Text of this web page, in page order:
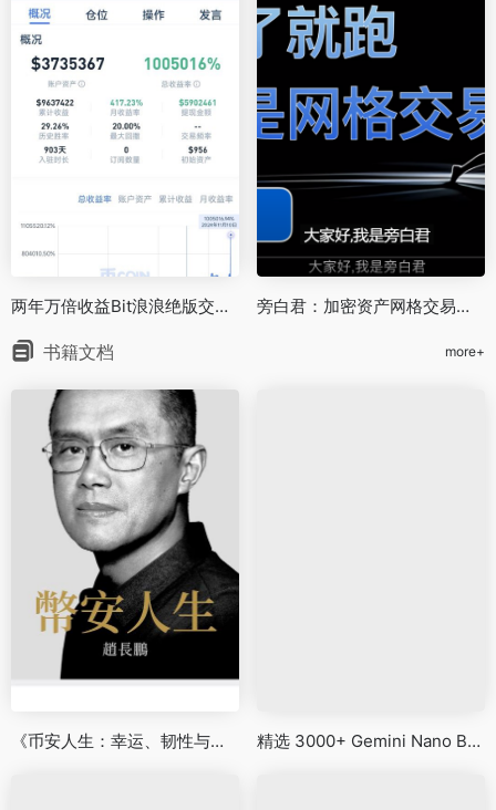
两年万倍收益Bit浪浪绝版交易视频课程 旁白君：加密资产网格交易视频教程
书籍文档 more+
《币安人生：幸运、韧性与保护用户的回忆录》 精选 3000+ Gemini Nano Banana Pro 提示词与生成案例